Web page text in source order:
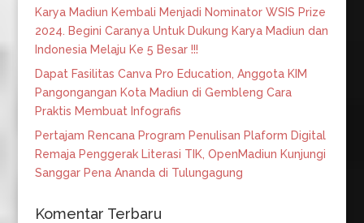
Karya Madiun Kembali Menjadi Nominator WSIS Prize
2024. Begini Caranya Untuk Dukung Karya Madiun dan
Indonesia Melaju Ke 5 Besar !!!
Dapat Fasilitas Canva Pro Education, Anggota KIM
Pangongangan Kota Madiun di Gembleng Cara
Praktis Membuat Infografis
Pertajam Rencana Program Penulisan Plaform Digital
Remaja Penggerak Literasi TIK, OpenMadiun Kunjungi
Sanggar Pena Ananda di Tulungagung
Komentar Terbaru